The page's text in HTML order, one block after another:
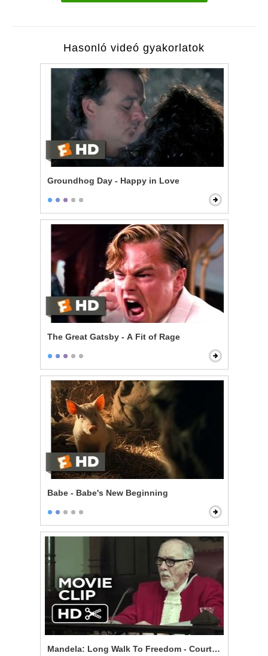
Hasonló videó gyakorlatok
Groundhog Day - Happy in Love
The Great Gatsby - A Fit of Rage
Babe - Babe's New Beginning
Mandela: Long Walk To Freedom - Courtroom